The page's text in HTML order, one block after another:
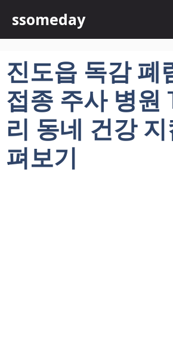
츠
건
뛰
ssomeday
진도읍 독감 폐
접종 주사 병원
리 동네 건강
펴보기